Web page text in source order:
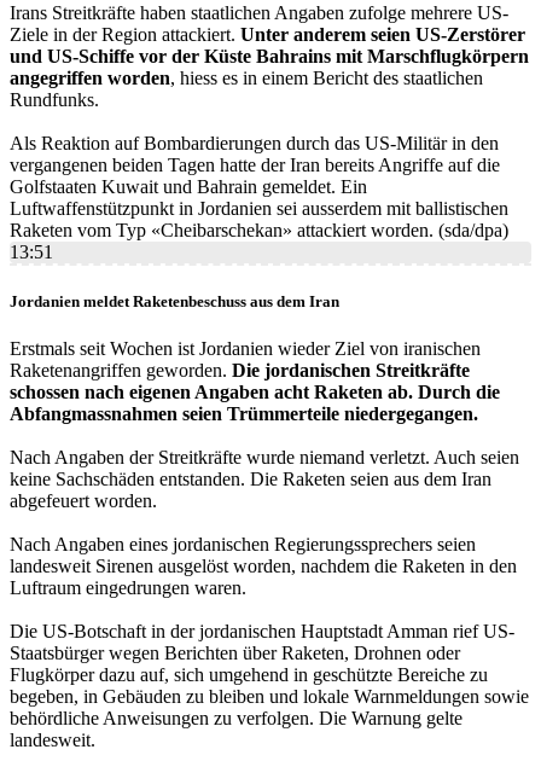
Irans Streitkräfte haben staatlichen Angaben zufolge mehrere US-
Ziele in der Region attackiert. Unter anderem seien US-Zerstörer
und US-Schiffe vor der Küste Bahrains mit Marschflugkörpern
angegriffen worden, hiess es in einem Bericht des staatlichen
Rundfunks.
Als Reaktion auf Bombardierungen durch das US-Militär in den
vergangenen beiden Tagen hatte der Iran bereits Angriffe auf die
Golfstaaten Kuwait und Bahrain gemeldet. Ein
Luftwaffenstützpunkt in Jordanien sei ausserdem mit ballistischen
Raketen vom Typ «Cheibarschekan» attackiert worden. (sda/dpa)
13:51
Jordanien meldet Raketenbeschuss aus dem Iran
Erstmals seit Wochen ist Jordanien wieder Ziel von iranischen
Raketenangriffen geworden. Die jordanischen Streitkräfte
schossen nach eigenen Angaben acht Raketen ab. Durch die
Abfangmassnahmen seien Trümmerteile niedergegangen.
Nach Angaben der Streitkräfte wurde niemand verletzt. Auch seien
keine Sachschäden entstanden. Die Raketen seien aus dem Iran
abgefeuert worden.
Nach Angaben eines jordanischen Regierungssprechers seien
landesweit Sirenen ausgelöst worden, nachdem die Raketen in den
Luftraum eingedrungen waren.
Die US-Botschaft in der jordanischen Hauptstadt Amman rief US-
Staatsbürger wegen Berichten über Raketen, Drohnen oder
Flugkörper dazu auf, sich umgehend in geschützte Bereiche zu
begeben, in Gebäuden zu bleiben und lokale Warnmeldungen sowie
behördliche Anweisungen zu verfolgen. Die Warnung gelte
landesweit.